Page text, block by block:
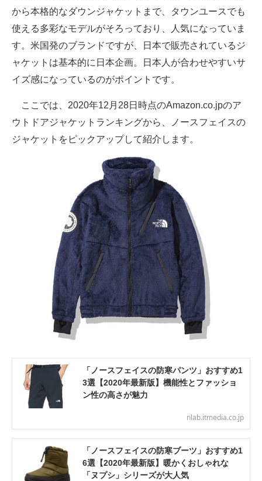
ITの今と未来を見通す
スマホと通信の最新トレンド
進化するPCとデバイスの未来
ビジネスと働き方のヒント
AI活用のいまが分かる
企業ITのトレンドを詳説
経営リーダーのコミュニティ
マーケ×ITの今がよく分かる
ITエンジニア向け専門サイト
企業向けIT製品の総合サイト
IT製品の技術・比較・事例
製造業のIT導入・活用を支援
エレクトロニクス専門サイト
電子設計の基本と応用
建設×テクノロジーの最前線
ちょっと気になるネットの話題
から本格的なダウンジャケットまで、タウンユースでも
使える多彩なモデルがそろっており、人気になっていま
す。米国発のブランドですが、日本で販売されているジ
ャケットは基本的に日本企画。日本人が合わせやすいサ
イズ感になっているのがポイントです。
ここでは、2020年12月28日時点のAmazon.co.jpのア
ウトドアジャケットランキングから、ノースフェイスの
ジャケットをピックアップして紹介します。
「ノースフェイスの防寒パンツ」おすすめ1
3選【2020年最新版】機能性とファッショ
ン性の高さが魅力
nlab.itmedia.co.jp
「ノースフェイスの防寒ブーツ」おすすめ1
6選【2020年最新版】暖かくおしゃれな
「ヌプシ」シリーズが大人気